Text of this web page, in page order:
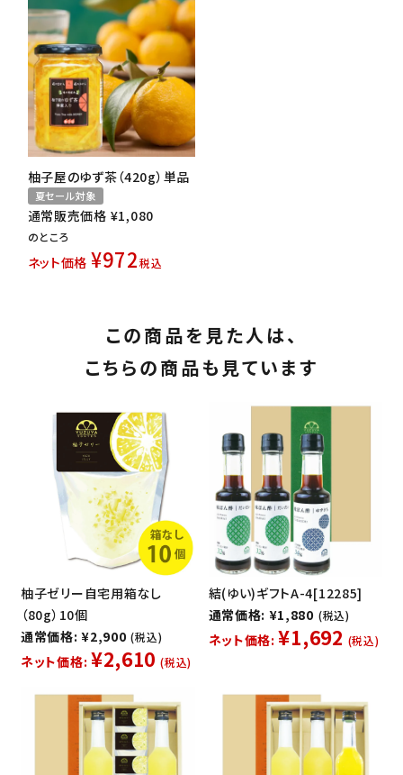
柚子屋のゆず茶（420g）単品
夏セール対象
通常販売価格 ¥1,080
のところ
ネット価格 ¥972税込
この商品を見た人は、
こちらの商品も見ています
柚子ゼリー自宅用箱なし
（80g）10個
通常価格: ¥2,900 (税込)
ネット価格: ¥2,610 (税込)
結(ゆい)ギフトA-4[12285]
通常価格: ¥1,880 (税込)
ネット価格: ¥1,692 (税込)